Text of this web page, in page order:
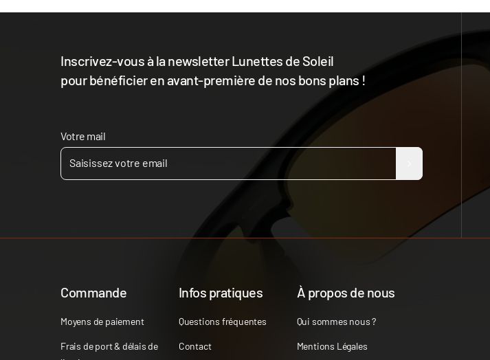
Inscrivez-vous à la newsletter Lunettes de Soleil
pour bénéficier en avant-première de nos bons plans !
Votre mail
Commande
Moyens de paiement
Frais de port & délais de
Infos pratiques
Questions fréquentes
Contact
À propos de nous
Qui sommes nous ?
Mentions Légales